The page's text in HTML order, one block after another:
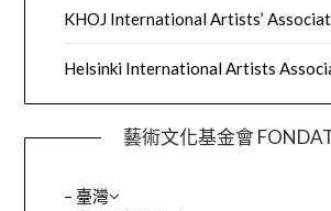
KHOJ International Artists’
Helsinki International Artists
藝術文化基金會
– 臺灣